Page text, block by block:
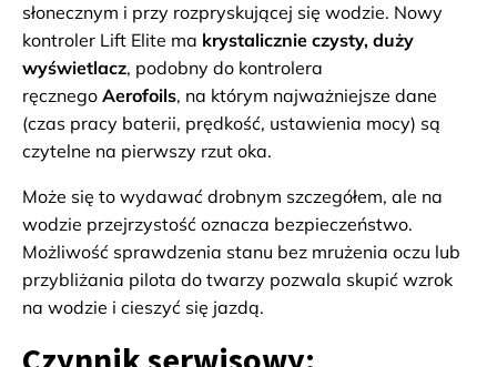
słonecznym i przy rozpryskującej się wodzie. Nowy
kontroler Lift Elite ma krystalicznie czysty, duży
wyświetlacz, podobny do kontrolera
ręcznego Aerofoils, na którym najważniejsze dane
(czas pracy baterii, prędkość, ustawienia mocy) są
czytelne na pierwszy rzut oka.
Może się to wydawać drobnym szczegółem, ale na
wodzie przejrzystość oznacza bezpieczeństwo.
Możliwość sprawdzenia stanu bez mrużenia oczu lub
przybliżania pilota do twarzy pozwala skupić wzrok
na wodzie i cieszyć się jazdą.